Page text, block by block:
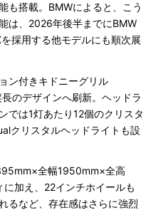
も搭載。BMWによると、こう
は、2026年後半までにBMW
採用する他モデルにも順次展
ン付きキドニーグリル
のデザインへ刷新。ヘッドラ
では1灯あたり12個のクリスタ
クリスタルヘッドライトも設
全幅1950mm×全高
加え、22インチホイールも
るなど、存在感はさらに強烈